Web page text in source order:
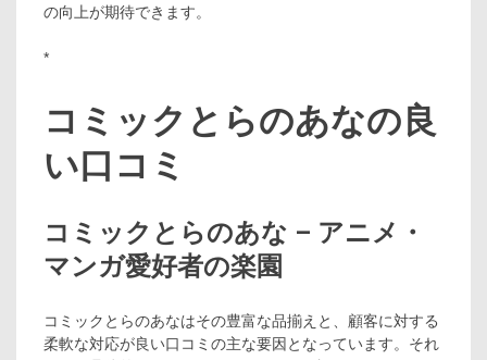
の向上が期待できます。
*
コミックとらのあなの良
い口コミ
コミックとらのあな – アニメ・
マンガ愛好者の楽園
コミックとらのあなはその豊富な品揃えと、顧客に対する
柔軟な対応が良い口コミの主な要因となっています。それ